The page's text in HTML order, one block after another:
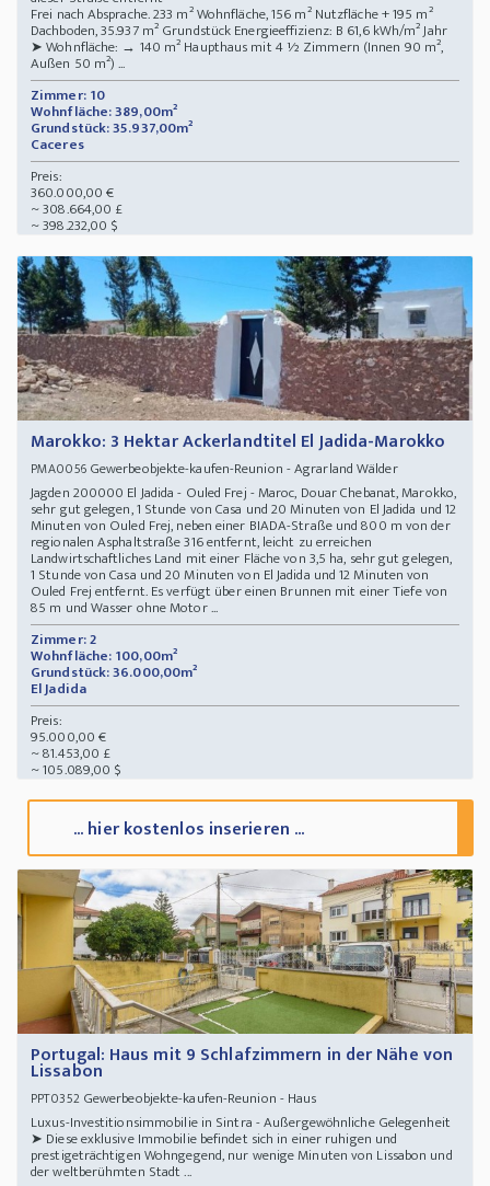
Frei nach Absprache. 233 m² Wohnfläche, 156 m² Nutzfläche + 195 m²
Dachboden, 35.937 m² Grundstück Energieeffizienz: B 61,6 kWh/m² Jahr
➤ Wohnfläche: → 140 m² Haupthaus mit 4 ½ Zimmern (Innen 90 m²,
Außen 50 m²) ...
Zimmer: 10
Wohnfläche: 389,00m²
Grundstück: 35.937,00m²
Caceres
Preis:
360.000,00 €
~ 308.664,00 £
~ 398.232,00 $
Marokko: 3 Hektar Ackerlandtitel El Jadida-Marokko
PMA0056Gewerbeobjekte-kaufen-Reunion - Agrarland Wälder
Jagden 200000 El Jadida - Ouled Frej - Maroc, Douar Chebanat, Marokko,
sehr gut gelegen, 1 Stunde von Casa und 20 Minuten von El Jadida und 12
Minuten von Ouled Frej, neben einer BIADA-Straße und 800 m von der
regionalen Asphaltstraße 316 entfernt, leicht zu erreichen
Landwirtschaftliches Land mit einer Fläche von 3,5 ha, sehr gut gelegen,
1 Stunde von Casa und 20 Minuten von El Jadida und 12 Minuten von
Ouled Frej entfernt. Es verfügt über einen Brunnen mit einer Tiefe von
85 m und Wasser ohne Motor ...
Zimmer: 2
Wohnfläche: 100,00m²
Grundstück: 36.000,00m²
El Jadida
Preis:
95.000,00 €
~ 81.453,00 £
~ 105.089,00 $
... hier kostenlos inserieren ...
Portugal: Haus mit 9 Schlafzimmern in der Nähe von
Lissabon
PPT0352Gewerbeobjekte-kaufen-Reunion - Haus
Luxus-Investitionsimmobilie in Sintra - Außergewöhnliche Gelegenheit
➤ Diese exklusive Immobilie befindet sich in einer ruhigen und
prestigeträchtigen Wohngegend, nur wenige Minuten von Lissabon und
der weltberühmten Stadt ...